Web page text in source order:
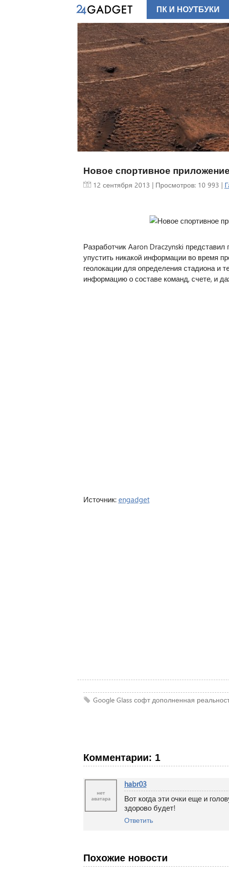
Новое спортивное
12 сентября 2013 | Просмотров: 10 993 |
Разработчик Aaron Draczynski
упустить никакой информации во время
геолокации для определения стадиона и
информацию о составе команд, счете, и
Источник: engadget
Google Glass софт дополненная
Комментарии: 1
habr03
Вот когда эти очки еще и
здорово будет!
Ответить
Похожие новости
ПК И НОУТБУКИ